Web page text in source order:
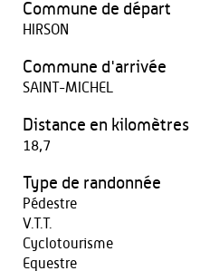
Commune de départ
HIRSON
Commune d'arrivée
SAINT-MICHEL
Distance en kilomètres
18,7
Type de randonnée
Pédestre
V.T.T.
Cyclotourisme
Equestre